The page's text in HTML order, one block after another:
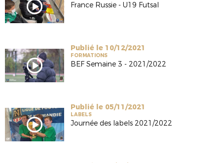
France Russie - U19 Futsal
Publié le 10/12/2021
FORMATIONS
BEF Semaine 3 - 2021/2022
Publié le 05/11/2021
LABELS
Journée des labels 2021/2022